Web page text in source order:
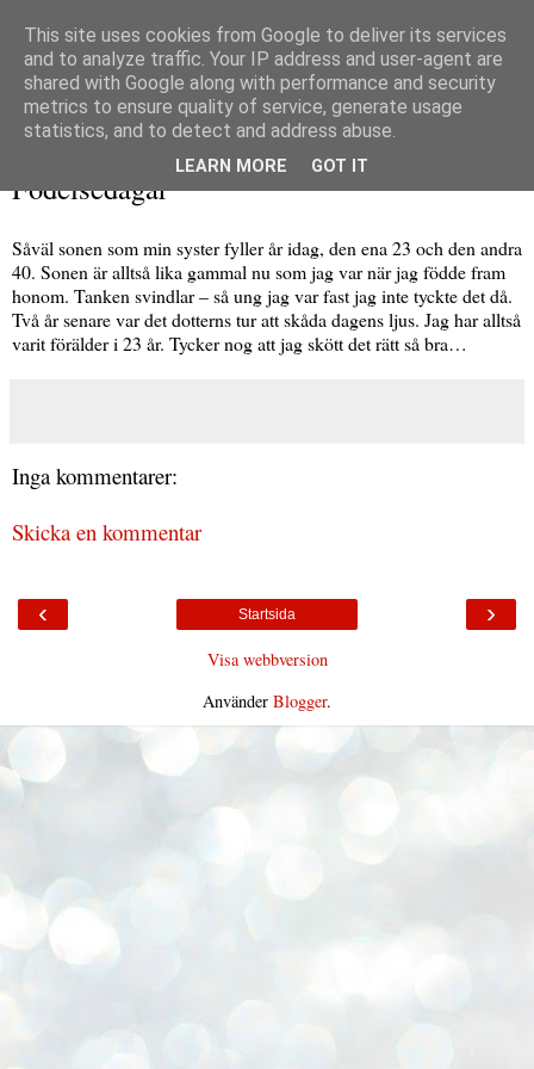
Födelsedagar
Såväl sonen som min syster fyller år idag, den ena 23 och den andra
40. Sonen är alltså lika gammal nu som jag var när jag födde fram
honom. Tanken svindlar – så ung jag var fast jag inte tyckte det då.
Två år senare var det dotterns tur att skåda dagens ljus. Jag har alltså
varit förälder i 23 år. Tycker nog att jag skött det rätt så bra…
Inga kommentarer:
Skicka en kommentar
‹ ›
Startsida
Visa webbversion
Använder Blogger.
This site uses cookies from Google to deliver its services
and to analyze traffic. Your IP address and user-agent are
shared with Google along with performance and security
metrics to ensure quality of service, generate usage
statistics, and to detect and address abuse.
LEARN MORE GOT IT